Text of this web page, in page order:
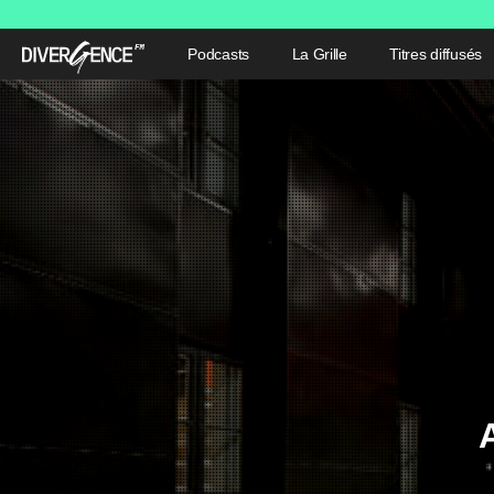
Podcasts La Grille Titres diffusés